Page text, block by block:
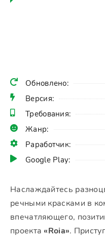
Обновлено:
Версия:
Требования:
Жанр:
Раработчик:
Google Play:
Наслаждайтесь
речными красками в
впечатляющего,
проекта «Roia».